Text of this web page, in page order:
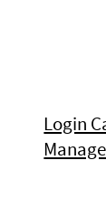
Login